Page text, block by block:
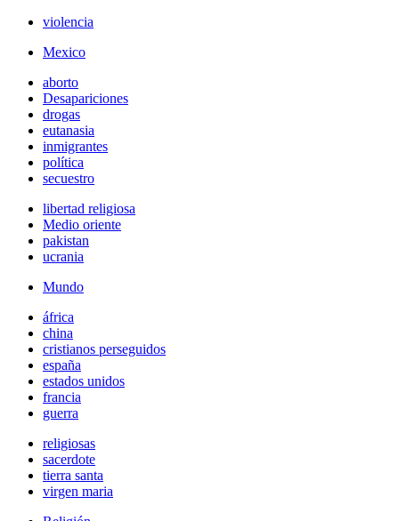
violencia
Mexico
aborto
Desapariciones
drogas
eutanasia
inmigrantes
política
secuestro
libertad religiosa
Medio oriente
pakistan
ucrania
Mundo
áfrica
china
cristianos perseguidos
españa
estados unidos
francia
guerra
religiosas
sacerdote
tierra santa
virgen maria